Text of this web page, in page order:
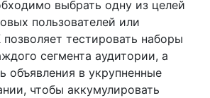
выбрать одну из целей
пользователей или
позволяет тестировать наборы
сегмента аудитории, а
объявления в укрупненные
чтобы аккумулировать